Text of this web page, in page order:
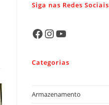
Siga nas Redes Sociais
Categorias
Armazenamento